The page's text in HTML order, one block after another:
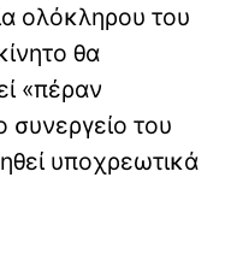
ολόκληρου του
θα
«πέραν
συνεργείο του
υποχρεωτικά